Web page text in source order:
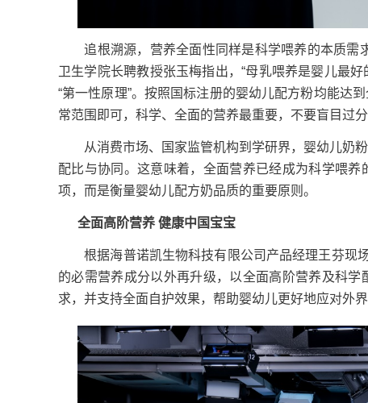
追根溯源，营养全面性同样是科学喂养的本质需
卫生学院长聘教授张玉梅指出，“母乳喂养是婴儿最
“第一性原理”。按照国标注册的婴幼儿配方粉均能达
常范围即可，科学、全面的营养最重要，不要盲目过
从消费市场、国家监管机构到学研界，婴幼儿奶粉
配比与协同。这意味着，全面营养已经成为科学喂
项，而是衡量婴幼儿配方奶品质的重要原则。
全面高阶营养 健康中国宝宝
根据海普诺凯生物科技有限公司产品经理王芬现场
的必需营养成分以外再升级，以全面高阶营养及科
求，并支持全面自护效果，帮助婴幼儿更好地应对外界